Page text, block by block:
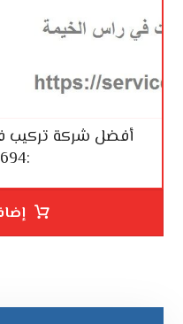
أفضل شركة تركيب
:0553996694